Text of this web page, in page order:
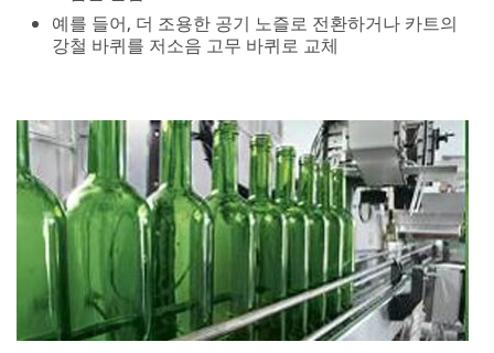
시끄럽지 않게 프로세스 변경
예를 들어, 부품이 통으로 많이 떨어지는 거리를 줄여
소음이 적게 발생도록 합니다.